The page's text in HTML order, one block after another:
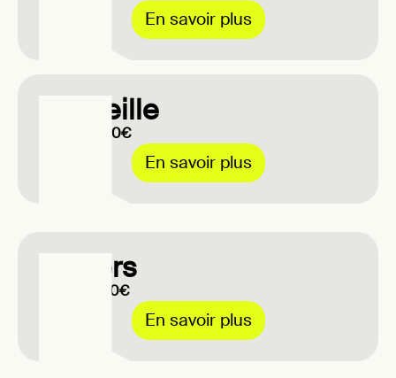
En savoir plus
Marseille
Jusqu'à 400€
En savoir plus
Poitiers
Jusqu'à 250€
En savoir plus